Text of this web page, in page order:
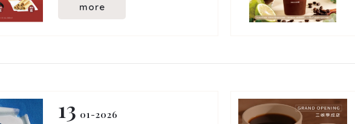
more
13 01 2026